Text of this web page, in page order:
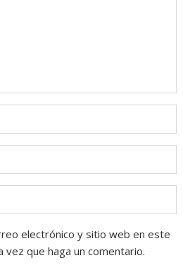
electrónico y sitio web en este
vez que haga un comentario.